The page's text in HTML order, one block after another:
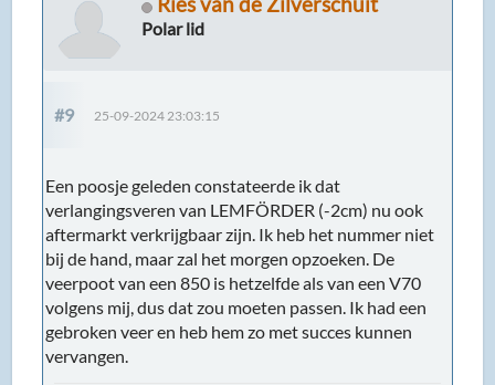
Polar lid
#9 25-09-2024 23:03:15
Een poosje geleden constateerde ik dat
verlangingsveren van LEMFÖRDER (-2cm) nu ook
aftermarkt verkrijgbaar zijn. Ik heb het nummer niet
bij de hand, maar zal het morgen opzoeken. De
veerpoot van een 850 is hetzelfde als van een V70
volgens mij, dus dat zou moeten passen. Ik had een
gebroken veer en heb hem zo met succes kunnen
vervangen.